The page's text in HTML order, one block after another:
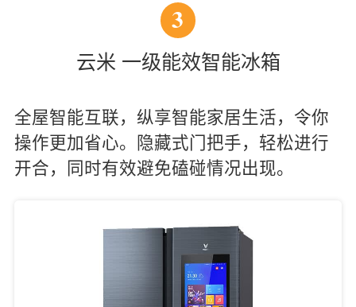
3
云米 一级能效智能冰箱
全屋智能互联，纵享智能家居生活，令你
操作更加省心。隐藏式门把手，轻松进行
开合，同时有效避免磕碰情况出现。